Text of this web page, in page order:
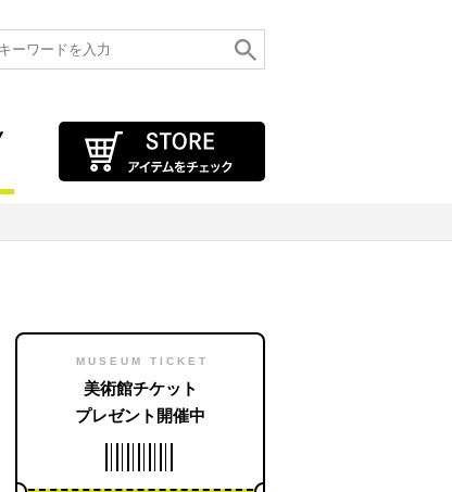
MUSEUM TICKET
美術館チケット
プレゼント開催中